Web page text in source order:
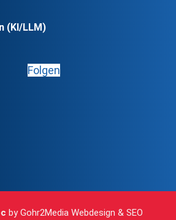
(KI/LLM)
Folgen
byGohr2Media Webdesign & SEO